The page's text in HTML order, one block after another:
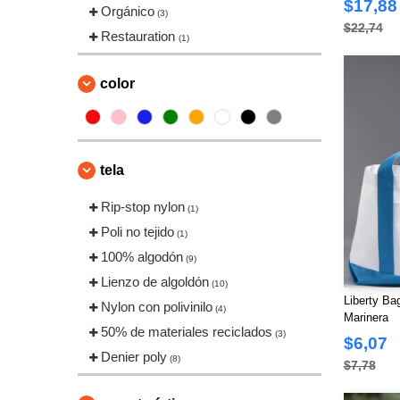
Code V (4)
Colorado Clothing
Comfort Colors
Devon & Jones
Dickies (1)
Dri Duck (72)
Econscious (33)
FeatherLite (2)
Flexfit (28)
Fortress (2)
Gildan (121)
HUK (7)
Orgánico (3)
Restauration (1)
color
tela
Rip-stop nylon (1)
Poli no tejido (1)
100% algodón (9)
Lienzo de algoldón (10)
Nylon con polivinilo (4)
50% de materiales reciclados (3)
Denier poly (8)
$17,88
$22,74
Liberty
Marinera
$6,07
$7,78